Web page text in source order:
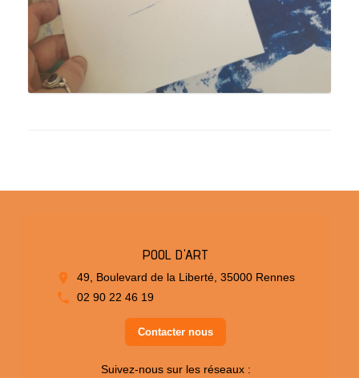
POOL D'ART
49, Boulevard de la Liberté, 35000 Rennes
02 90 22 46 19
Contacter nous
Suivez-nous sur les réseaux :